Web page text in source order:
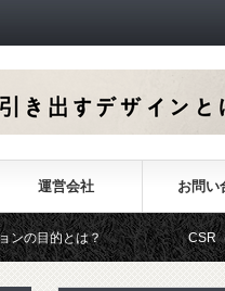
運営会社 お問い
とは？ CSR（企業の